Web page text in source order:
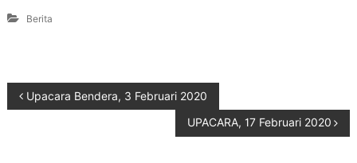
Berita
Upacara Bendera, 3 Februari 2020
UPACARA, 17 Februari 2020